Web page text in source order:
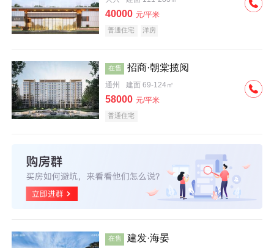
40000 元/平米
普通住宅 洋房
在售 招商·朝棠揽阅
通州 建面 69-124㎡
58000 元/平米
普通住宅
在售 建发·海晏